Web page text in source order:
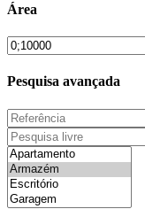
Área
Pesquisa avançada